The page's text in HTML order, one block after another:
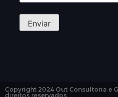
Copyright 2024 Out Consultoria e
direitos reservados